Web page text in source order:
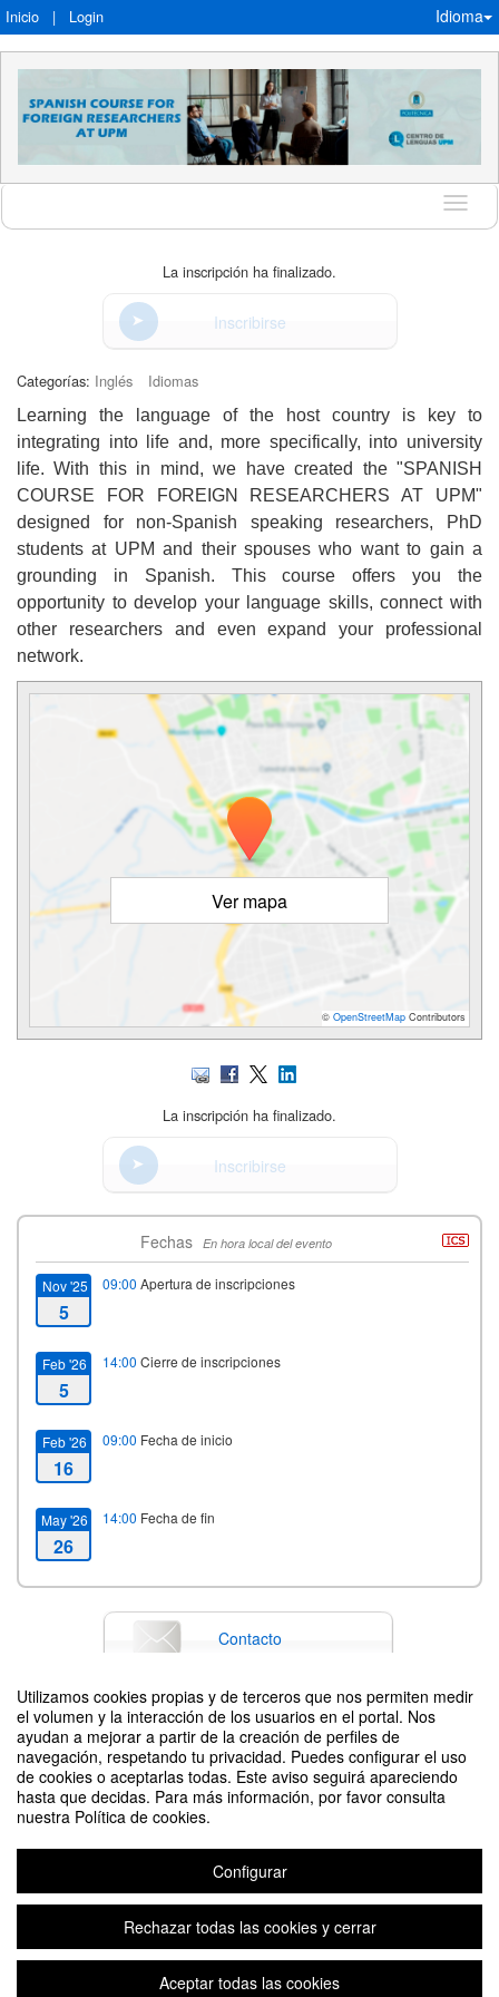
Utilizamos cookies propias y de terceros que nos permiten medir
el volumen y la interacción de los usuarios en el portal. Nos
ayudan a mejorar a partir de la creación de perfiles de
navegación, respetando tu privacidad. Puedes configurar el uso
de cookies o aceptarlas todas. Este aviso seguirá apareciendo
hasta que decidas. Para más información, por favor consulta
nuestra Política de cookies.
Configurar
Rechazar todas las cookies y cerrar
Aceptar todas las cookies
Inicio | Login Idioma
Idioma
La inscripción ha finalizado.
Inscribirse
Categorías: Inglés Idiomas
Learning the language of the host country is key to
integrating into life and, more specifically, into university
life. With this in mind, we have created the "SPANISH
COURSE FOR FOREIGN RESEARCHERS AT UPM"
designed for non-Spanish speaking researchers, PhD
students at UPM and their spouses who want to gain a
grounding in Spanish. This course offers you the
opportunity to develop your language skills, connect with
other researchers and even expand your professional
network.
Ver mapa
© OpenStreetMap Contributors
La inscripción ha finalizado.
Inscribirse
Fechas En hora local del evento
Nov '25
5
09:00 Apertura de inscripciones
Feb '26
5
14:00 Cierre de inscripciones
Feb '26
16
09:00 Fecha de inicio
May '26
26
14:00 Fecha de fin
Contacto
Difunde tu evento poniendo el siguiente código en tu sitio
SPANISH COURSE FOR FOREIGN RESEARCHERS AT UPM
Organizado por Centro de Lenguas UPM
Plataforma de organización de eventos Symposium